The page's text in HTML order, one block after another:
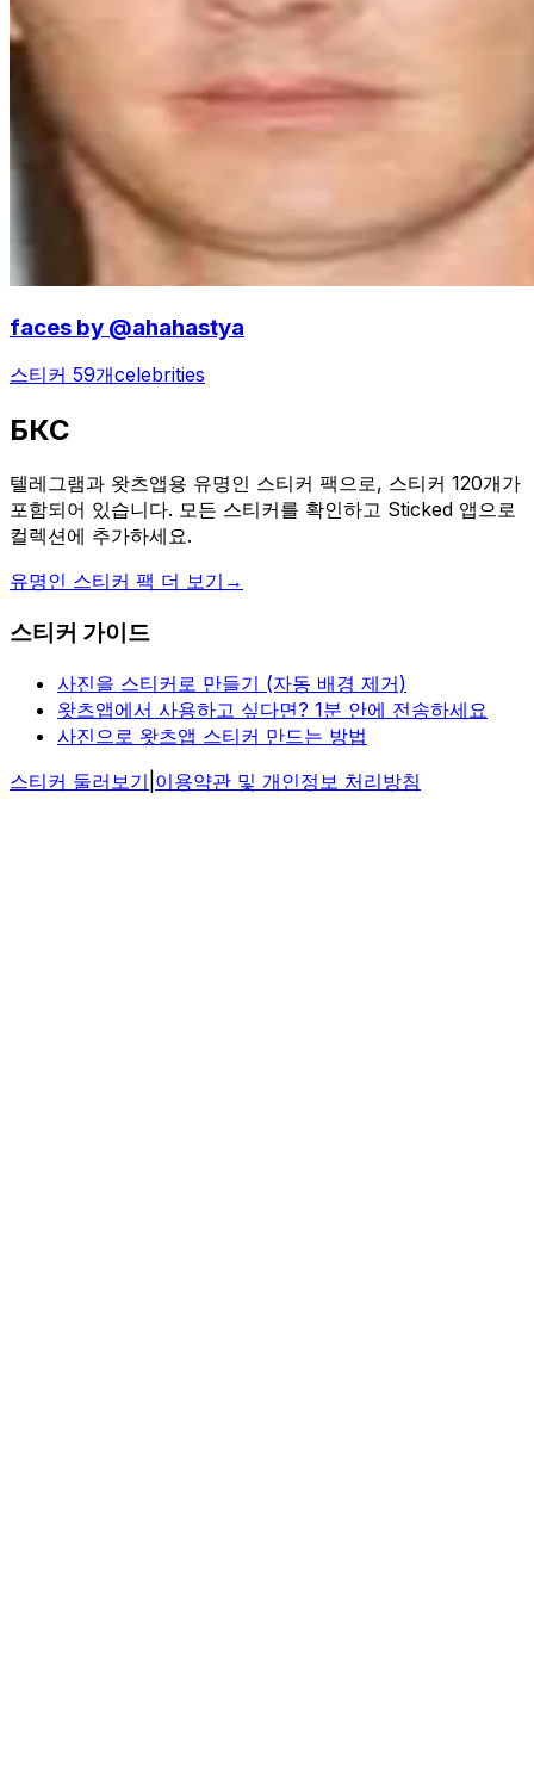
faces by @ahahastya
스티커 59개celebrities
БКС
텔레그램과 왓츠앱용 유명인 스티커 팩으로, 스티커 120개가
포함되어 있습니다. 모든 스티커를 확인하고 Sticked 앱으로
컬렉션에 추가하세요.
유명인 스티커 팩 더 보기 →
스티커 가이드
사진을 스티커로 만들기 (자동 배경 제거)
왓츠앱에서 사용하고 싶다면? 1분 안에 전송하세요
사진으로 왓츠앱 스티커 만드는 방법
스티커 둘러보기 이용약관 및 개인정보 처리방침